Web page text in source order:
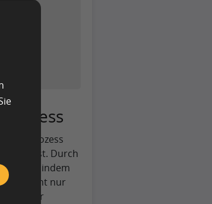
fest. Durch
indem
ist nicht nur
der